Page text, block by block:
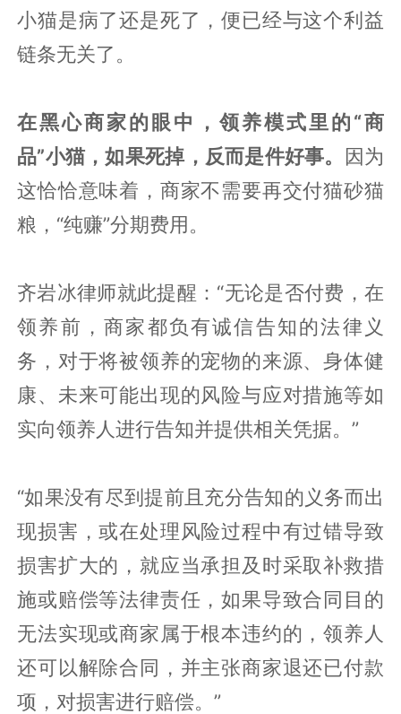
小猫是病了还是死了，便已经与这个利益
链条无关了。
在黑心商家的眼中，领养模式里的“商
品”小猫，如果死掉，反而是件好事。 因为
这恰恰意味着，商家不需要再交付猫砂猫
粮，“纯赚”分期费用。
齐岩冰律师就此提醒：“无论是否付费，在
领养前，商家都负有诚信告知的法律义
务，对于将被领养的宠物的来源、身体健
康、未来可能出现的风险与应对措施等如
实向领养人进行告知并提供相关凭据。”
“如果没有尽到提前且充分告知的义务而出
现损害，或在处理风险过程中有过错导致
损害扩大的，就应当承担及时采取补救措
施或赔偿等法律责任，如果导致合同目的
无法实现或商家属于根本违约的，领养人
还可以解除合同，并主张商家退还已付款
项，对损害进行赔偿。”